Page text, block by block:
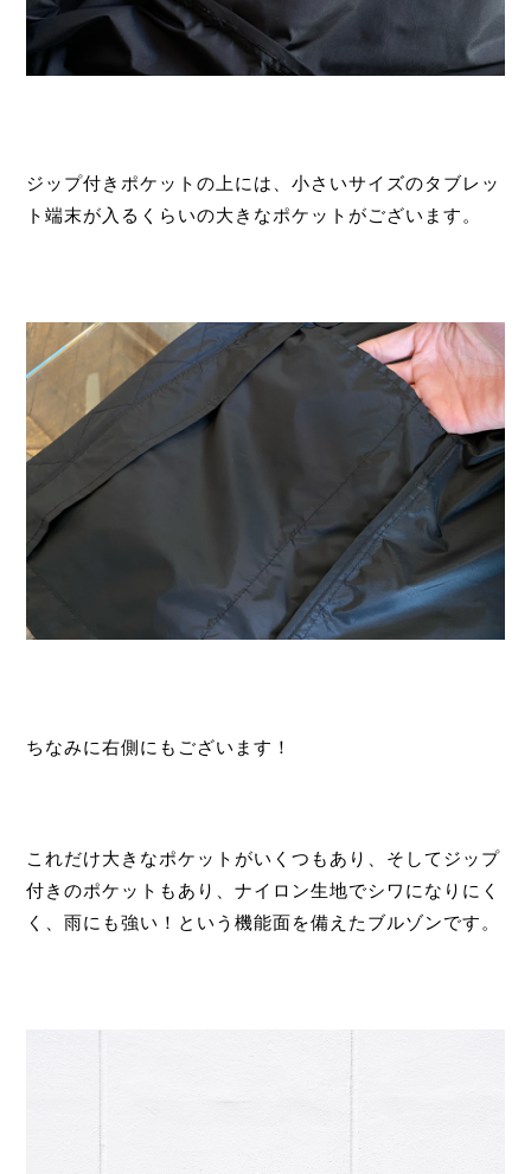
ジップ付きポケットの上には、小さいサイズのタブレッ
ト端末が入るくらいの大きなポケットがございます。
ちなみに右側にもございます！
これだけ大きなポケットがいくつもあり、そしてジップ
付きのポケットもあり、ナイロン生地でシワになりにく
く、雨にも強い！という機能面を備えたブルゾンです。